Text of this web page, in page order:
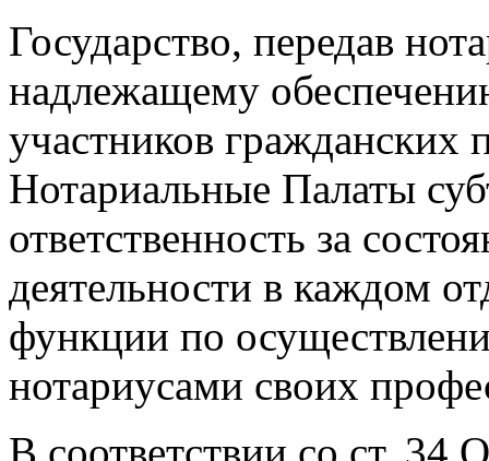
Государство, передав
надлежащему
участников
Нотариальные Палаты
ответственность за
деятельности в каждом
функции по
нотариусами своих